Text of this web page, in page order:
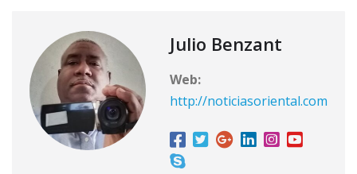
Julio Benzant
Web:
http://noticiasoriental.com